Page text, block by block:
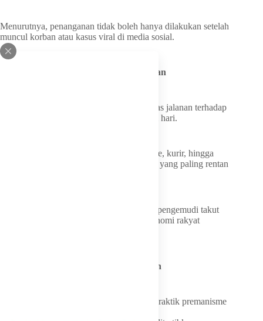
Menurutnya, penanganan tidak boleh hanya dilakukan setelah
muncul korban atau kasus viral di media sosial.
UMKM dan Pekerja Malam Jadi Korban
Sarmuji juga menyoroti dampak kriminalitas jalanan terhadap
masyarakat kecil yang bekerja pada malam hari.
Pedagang kaki lima, pengemudi ojek online, kurir, hingga
pelaku UMKM disebut menjadi kelompok yang paling rentan
“Pedagang jadi takut buka sampai malam, pengemudi takut
melintas di jalur tertentu, dan aktivitas ekonomi rakyat
Premanisme Jangan Dibiarkan Tumbuh
Selain begal, Sarmuji juga mengingatkan praktik premanisme